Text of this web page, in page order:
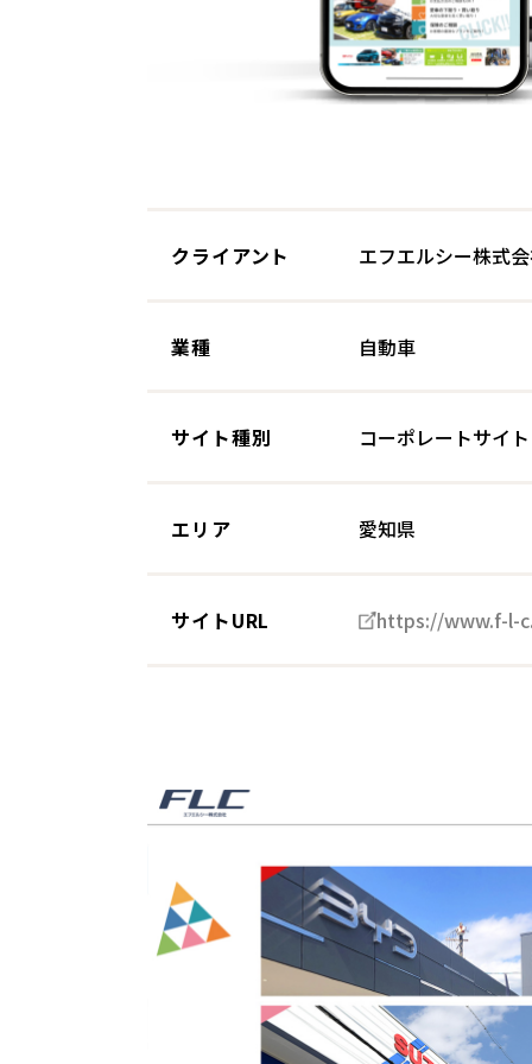
クライアント エフエルシー株式
業種 自動車
サイト種別 コーポレートサイト
エリア 愛知県
サイトURL https://www.f-l-